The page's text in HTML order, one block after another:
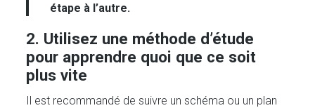
étape à l’autre.
2. Utilisez une méthode d’étude
pour apprendre quoi que ce soit
plus vite
Il est recommandé de suivre un schéma ou un plan